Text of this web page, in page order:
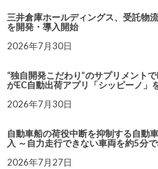
三井倉庫ホールディングス、受託物
を開発・導入開始
2026年7月30日
“独自開発こだわり”のサプリメント
がEC自動出荷アプリ「シッピーノ」
2026年7月30日
自動車船の荷役中断を抑制する自動
入 ～自力走行できない車両を約5分
2026年7月27日